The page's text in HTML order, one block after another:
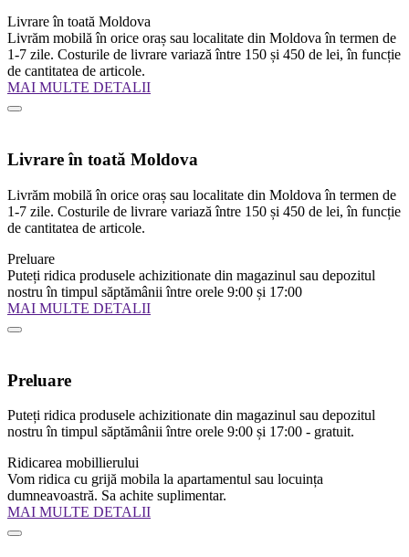
Livrare în toată Moldova
Livrăm mobilă în orice oraș sau localitate din Moldova în termen de
1-7 zile. Costurile de livrare variază între 150 și 450 de lei, în funcție
de cantitatea de articole.
MAI MULTE DETALII
Livrare în toată Moldova
Livrăm mobilă în orice oraș sau localitate din Moldova în termen de
1-7 zile. Costurile de livrare variază între 150 și 450 de lei, în funcție
de cantitatea de articole.
Preluare
Puteți ridica produsele achizitionate din magazinul sau depozitul
nostru în timpul săptămânii între orele 9:00 și 17:00
MAI MULTE DETALII
Preluare
Puteți ridica produsele achizitionate din magazinul sau depozitul
nostru în timpul săptămânii între orele 9:00 și 17:00 - gratuit.
Ridicarea mobillierului
Vom ridica cu grijă mobila la apartamentul sau locuința
dumneavoastră. Sa achite suplimentar.
MAI MULTE DETALII